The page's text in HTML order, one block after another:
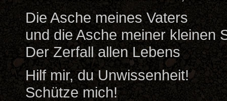
Die Asche meines Vaters
und die Asche meiner kleinen
Der Zerfall allen Lebens
Hilf mir, du Unwissenheit!
Schütze mich!